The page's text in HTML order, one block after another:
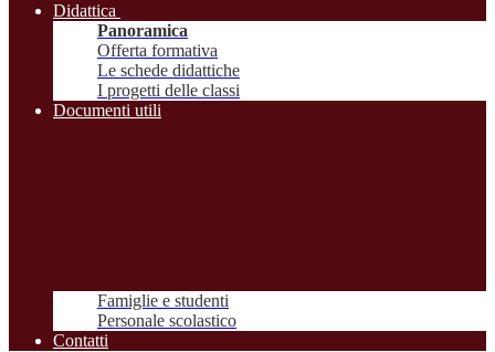
Didattica
Panoramica
Offerta formativa
Le schede didattiche
I progetti delle classi
Documenti utili
Famiglie e studenti
Personale scolastico
Contatti